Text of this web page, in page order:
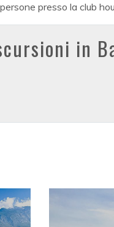
presso la club
in